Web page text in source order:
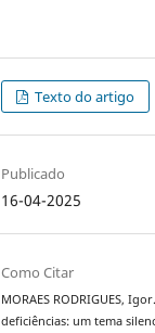
Texto do artigo
Publicado
16-04-2025
Como Citar
MORAES RODRIGUES,
deficiências: um tema